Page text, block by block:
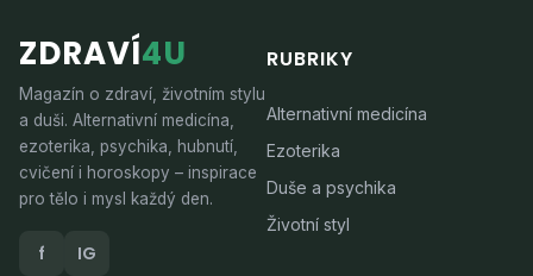
ZDRAVÍ4U
Magazín o zdraví, životním stylu
a duši. Alternativní medicína,
ezoterika, psychika, hubnutí,
cvičení i horoskopy – inspirace
pro tělo i mysl každý den.
f IG
RUBRIKY
Alternativní medicína
Ezoterika
Duše a psychika
Životní styl